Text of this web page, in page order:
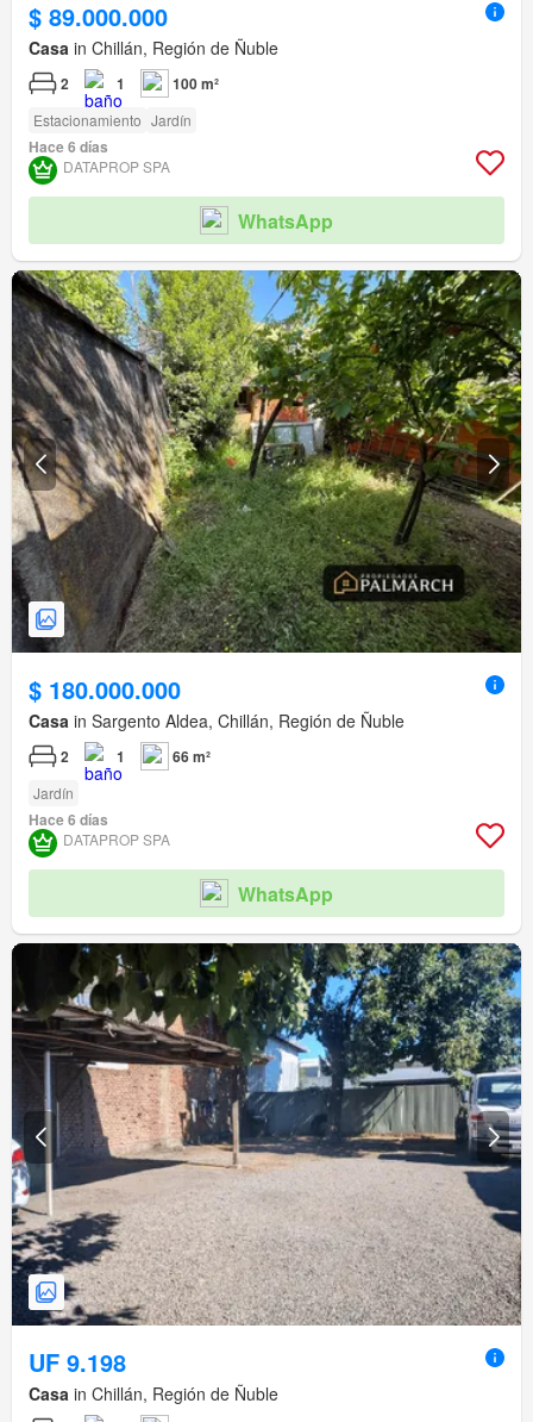
$ 89.000.000
Casa in Chillán, Región de Ñuble
2 1 100 m²
Estacionamiento Jardín
Hace 6 días
DATAPROP SPA
WhatsApp
$ 180.000.000
Casa in Sargento Aldea, Chillán, Región de Ñuble
2 1 66 m²
Jardín
Hace 6 días
DATAPROP SPA
WhatsApp
UF 9.198
Casa in Chillán, Región de Ñuble